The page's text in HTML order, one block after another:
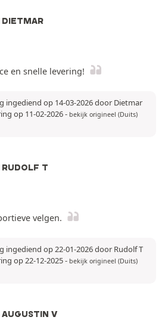
DIETMAR
en snelle levering!
ingediend op 14-03-2026 door Dietmar
op 11-02-2026- bekijk origineel (Duits)
RUDOLF T
velgen.
ingediend op 22-01-2026 door Rudolf T
op 22-12-2025- bekijk origineel (Duits)
V